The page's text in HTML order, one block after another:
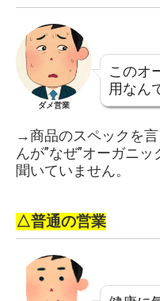
ダメ営業
このオ
用なん
→商品のスペックを
んが”なぜ”オーガニ
聞いていません。
△普通の営業